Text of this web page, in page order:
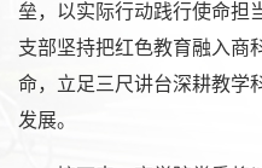
垒，以实际行动践行使命担
支部坚持把红色教育融入商
命，立足三尺讲台深耕教学
发展。